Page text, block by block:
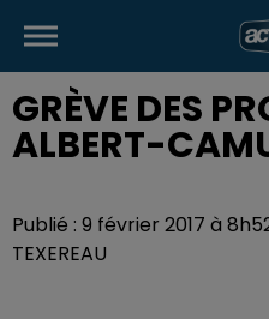
GRÈVE DES
ALBERT-
Publié : 9 février 2017 à
TEXEREAU